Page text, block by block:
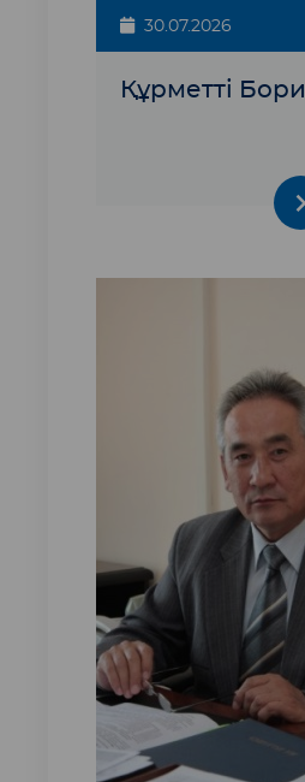
30.07.2026
Құрметті